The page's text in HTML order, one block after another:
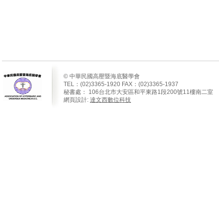
© 中華民國高壓暨海底醫學會
TEL：(02)3365-1920 FAX：(02)3365-1937
秘書處：
106台北市大安區和平東路1段200號11樓南二室
網頁設計: 達文西數位科技